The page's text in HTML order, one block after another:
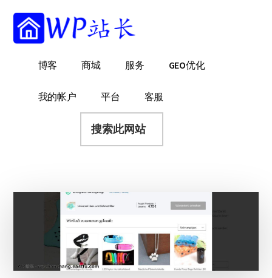
附
加
WordPress
博客 商城 服务 GEO优化
我的帐户 平台
客服